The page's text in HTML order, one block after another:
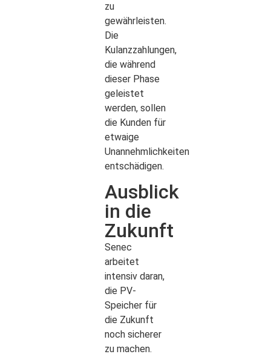
zu
gewährleisten.
Die
Kulanzzahlungen,
die während
dieser Phase
geleistet
werden, sollen
die Kunden für
etwaige
Unannehmlichkeiten
entschädigen.
Ausblick
in die
Zukunft
Senec
arbeitet
intensiv daran,
die PV-
Speicher für
die Zukunft
noch sicherer
zu machen.